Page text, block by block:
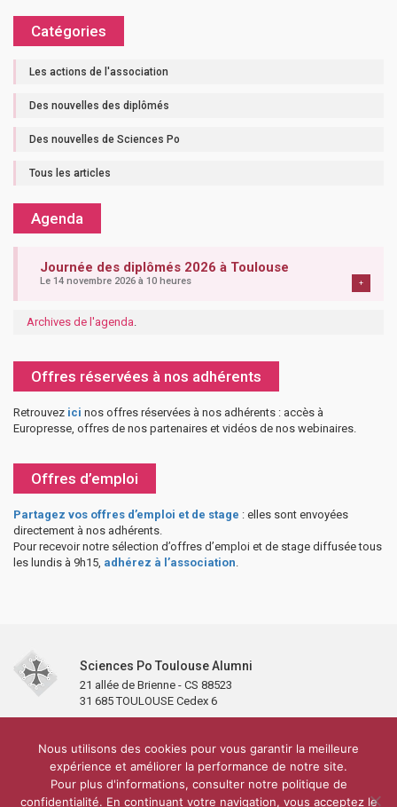
Catégories
Les actions de l'association
Des nouvelles des diplômés
Des nouvelles de Sciences Po
Tous les articles
Agenda
Journée des diplômés 2026 à Toulouse
Le 14 novembre 2026 à 10 heures +
Archives de l'agenda.
Offres réservées à nos adhérents
Retrouvez ici nos offres réservées à nos adhérents : accès à
Europresse, offres de nos partenaires et vidéos de nos webinaires.
Offres d’emploi
Partagez vos offres d’emploi et de stage : elles sont envoyées
directement à nos adhérents.
Pour recevoir notre sélection d’offres d’emploi et de stage diffusée tous
les lundis à 9h15, adhérez à l’association.
Sciences Po Toulouse Alumni
21 allée de Brienne - CS 88523
31 685 TOULOUSE Cedex 6
Partenaires et soutiens
Lettre d’information
Réseaux sociaux
Sciences Po Toulouse
Carré Alumni de la bibliothèque de Sciences Po Toulouse
10 000 diplômés
Réseau ScPo
Mentions légales Politique de confidentialité Plan du site
Nous utilisons des cookies pour vous garantir la meilleure
expérience et améliorer la performance de notre site.
Pour plus d'informations, consulter notre politique de
confidentialité. En continuant votre navigation, vous acceptez le